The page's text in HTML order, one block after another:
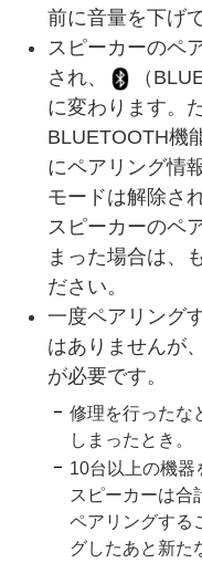
前に音量を下げ
スピーカーのペ
され、
（
に変わります。
BLUETOOTH機
にペアリング情
モードは解除さ
スピーカーのペ
まった場合は、
ださい。
一度ペアリング
はありませんが
が必要です。
修理を行ったな
しまったとき。
10台以上の機器
スピーカーは合
ペアリングする
グしたあと新た